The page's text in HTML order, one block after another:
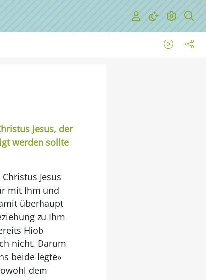
Jesus, der
werden sollte
Jesus
mit Ihm und
überhaupt
zu Ihm
Hiob
nicht. Darum
beide legte»
dem